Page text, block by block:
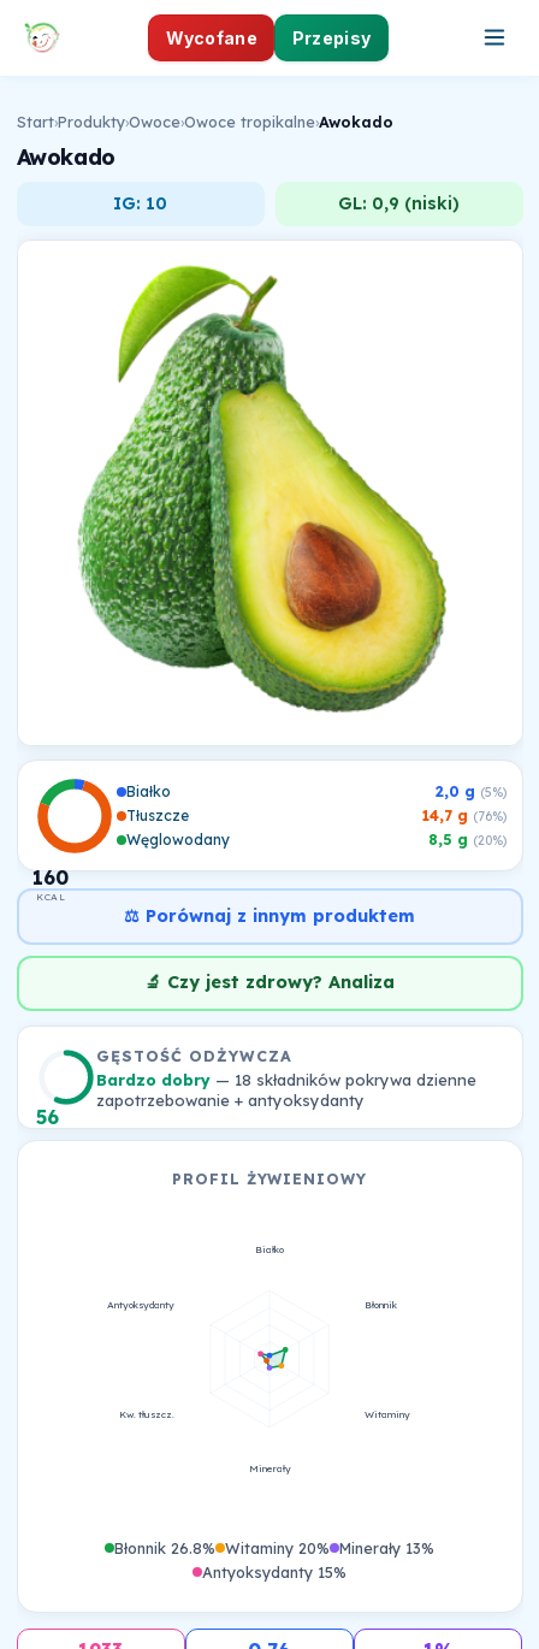
Wycofane Przepisy
Start›Produkty›Owoce›Owoce tropikalne›Awokado
Awokado
IG: 10 GL: 0,9 (niski)
160
KCAL
Białko 2,0 g (5%)
Tłuszcze 14,7 g (76%)
Węglowodany 8,5 g (20%)
⚖️ Porównaj z innym produktem
🔬 Czy jest zdrowy? Analiza
56
GĘSTOŚĆ ODŻYWCZA
Bardzo dobry— 18 składników pokrywa dzienne
zapotrzebowanie + antyoksydanty
PROFIL ŻYWIENIOWY
Białko
Błonnik
Witaminy
Minerały
Kw. tłuszcz.
Antyoksydanty
Błonnik 26.8% Witaminy 20% Minerały 13%
Antyoksydanty 15%